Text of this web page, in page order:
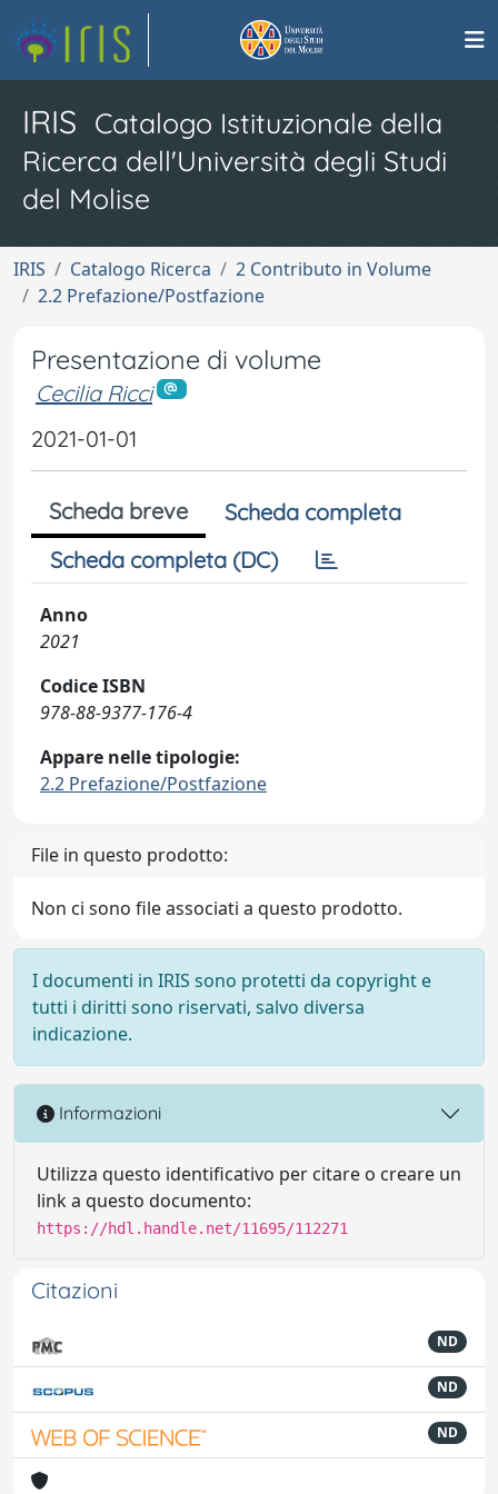
IRIS Catalogo Istituzionale della
Ricerca dell'Università degli Studi
del Molise
IRIS Catalogo Ricerca
2 Contributo in Volume
2.2 Prefazione/Postfazione
Presentazione di volume
Cecilia Ricci
2021-01-01
Scheda breve
Scheda completa
Scheda completa (DC)
Anno
2021
Codice ISBN
978-88-9377-176-4
Appare nelle tipologie:
2.2 Prefazione/Postfazione
File in questo prodotto:
Non ci sono file associati a questo prodotto.
I documenti in IRIS sono protetti da copyright e
tutti i diritti sono riservati, salvo diversa
indicazione.
Informazioni
Utilizza questo identificativo per citare o creare un
link a questo documento:
https://hdl.handle.net/11695/112271
Citazioni
ND
ND
ND